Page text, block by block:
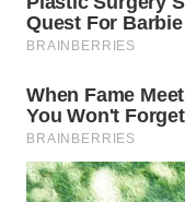
tapetes de
Resistência à
pano úmido;
Substituição